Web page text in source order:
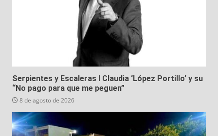
Serpientes y Escaleras I Claudia ‘López Portillo’ y su
“No pago para que me peguen”
8 de agosto de 2026